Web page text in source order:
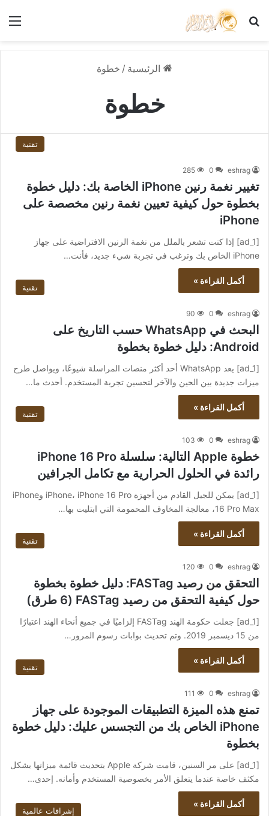
بحث عن
الرئيسية / خطوة
خطوة
تقنية
eshrag
0
285
تغيير نغمة رنين iPhone الخاصة بك: دليل خطوة
بخطوة حول كيفية تعيين نغمة رنين مخصصة على
iPhone
[ad_1] إذا كنت تشعر بالملل من نغمة الرنين الافتراضية على جهاز
iPhone الخاص بك وترغب في تجربة شيء جديد، فأنت…
أكمل القراءة »
تقنية
eshrag
0
90
البحث في WhatsApp حسب التاريخ على
Android: دليل خطوة بخطوة
[ad_1] يعد WhatsApp أحد أكثر منصات المراسلة شيوعًا، ويواصل طرح
ميزات جديدة بين الحين والآخر لتحسين تجربة المستخدم. أحدث ما…
أكمل القراءة »
تقنية
eshrag
0
103
خطوة Apple التالية: سلسلة iPhone 16 Pro
رائدة في الحلول الحرارية مع تكامل الجرافين
[ad_1] يمكن للجيل القادم من أجهزة iPhone، iPhone 16 Pro وiPhone
16 Pro Max، معالجة المخاوف المحمومة التي ابتليت بها…
أكمل القراءة »
تقنية
eshrag
0
120
التحقق من رصيد FASTag: دليل خطوة بخطوة
حول كيفية التحقق من رصيد FASTag (6 طرق)
[ad_1] جعلت حكومة الهند FASTag إلزاميًا في جميع أنحاء الهند اعتبارًا
من 15 ديسمبر 2019. وتم تحديث بوابات رسوم المرور…
أكمل القراءة »
تقنية
eshrag
0
111
تمنع هذه الميزة التطبيقات الموجودة على جهاز
iPhone الخاص بك من التجسس عليك: دليل خطوة
بخطوة
[ad_1] على مر السنين، قامت شركة Apple بتحديث قائمة ميزاتها بشكل
مكثف خاصة عندما يتعلق الأمر بخصوصية المستخدم وأمانه. إحدى…
أكمل القراءة »
إشراقات عالمية